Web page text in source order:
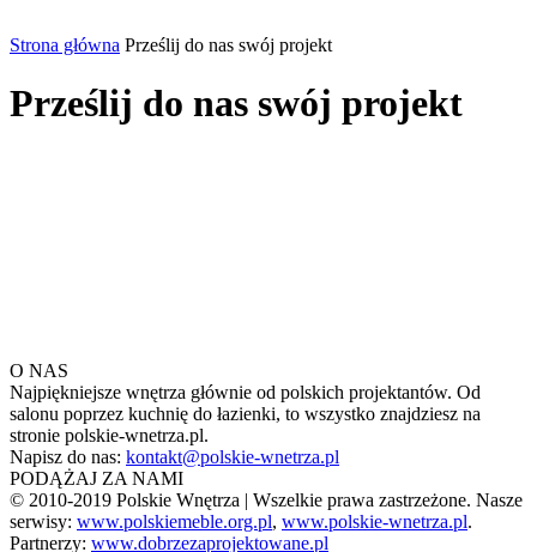
Strona główna Prześlij do nas swój projekt
Prześlij do nas swój projekt
O NAS
Najpiękniejsze wnętrza głównie od polskich projektantów. Od
salonu poprzez kuchnię do łazienki, to wszystko znajdziesz na
stronie polskie-wnetrza.pl.
Napisz do nas: kontakt@polskie-wnetrza.pl
PODĄŻAJ ZA NAMI
© 2010-2019 Polskie Wnętrza | Wszelkie prawa zastrzeżone. Nasze
serwisy: www.polskiemeble.org.pl, www.polskie-wnetrza.pl.
Partnerzy: www.dobrzezaprojektowane.pl